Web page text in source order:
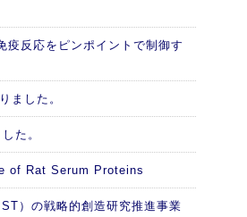
疫反応をピンポイントで制御す
ました。
た。
of Rat Serum Proteins
）の戦略的創造研究推進事業